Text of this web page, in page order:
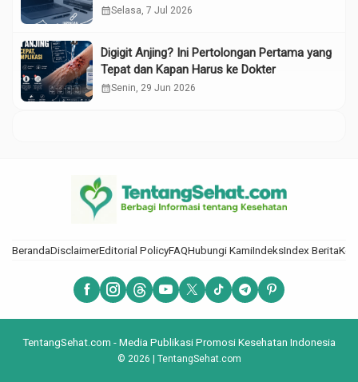
calendar_monthSelasa, 7 Jul 2026
Digigit Anjing? Ini Pertolongan Pertama yang
Tepat dan Kapan Harus ke Dokter
calendar_monthSenin, 29 Jun 2026
BerandaDisclaimerEditorial PolicyFAQHubungi KamiIndeksIndex Berita
TentangSehat.com - Media Publikasi Promosi Kesehatan Indonesia
© 2026 | TentangSehat.com